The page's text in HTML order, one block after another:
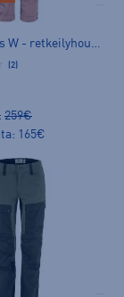
(2)
259€
165€